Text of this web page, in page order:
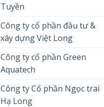
Tuyền
Công ty cổ phần đầu tư &
xây dựng Việt Long
Công ty cổ phần Green
Aquatech
Công ty Cổ phần Ngọc trai
Hạ Long